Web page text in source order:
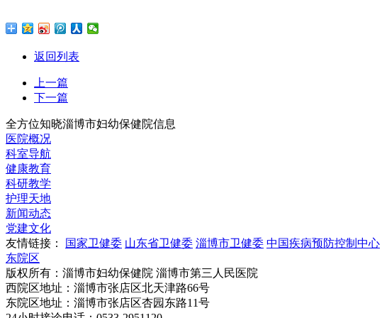
返回列表
上一篇
下一篇
全方位知晓淄博市妇幼保健院信息
医院概况
科室导航
健康教育
科研教学
护理天地
新闻动态
党建文化
友情链接：
国家卫健委 山东省卫健委 淄博市卫健委 中国疾病预防控制中心
东院区
版权所有：淄博市妇幼保健院 淄博市第三人民医院
西院区地址：淄博市张店区北天津路66号
东院区地址：淄博市张店区杏园东路11号